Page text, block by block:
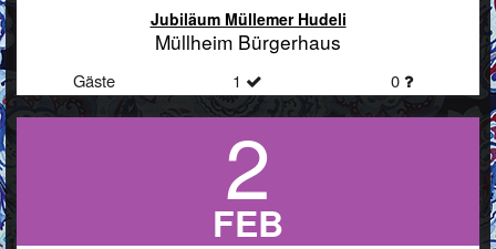
Jubiläum Müllemer Hudeli
Müllheim Bürgerhaus
Gäste 1 0
2
FEB